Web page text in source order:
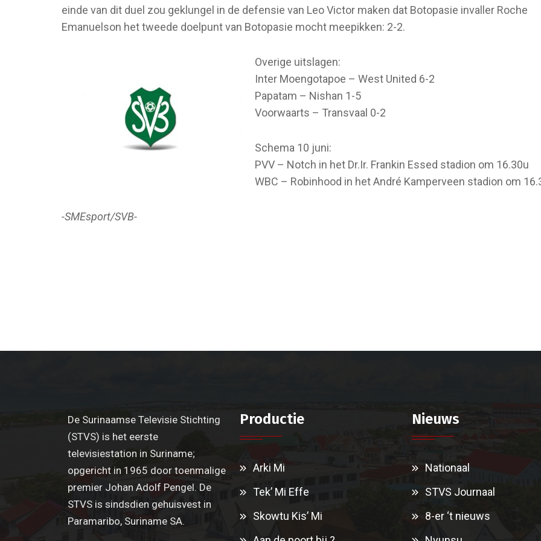
einde van dit duel zou geklungel in de defensie van Leo Victor maken dat Botopasie invaller Roche
Emanuelson het tweede doelpunt van Botopasie mocht meepikken: 2-2.
Overige uitslagen:
Inter Moengotapoe – West United 6-2
Papatam – Nishan 1-5
Voorwaarts – Transvaal 0-2
Schema 10 juni:
PVV – Notch in het Dr.Ir. Frankin Essed stadion om 16.30u
WBC – Robinhood in het André Kamperveen stadion om
-SMEsport/SVB-
De Surinaamse Televisie Stichting
(STVS) is het eerste
televisiestation in Suriname;
opgericht in 1965 door toenmalige
premier Johan Adolf Pengel. De
STVS is sindsdien gehuisvest in
Paramaribo, Suriname SA.
Productie
Arki Mi
Tek’ Mi Effe
Skowtu Kis’ Mi
Nieuws
Nationaal
STVS Journaal
8-er ‘t nieuws